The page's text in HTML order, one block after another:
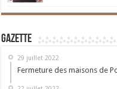
Gazette
29 juillet 2022
Fermeture des maisons de